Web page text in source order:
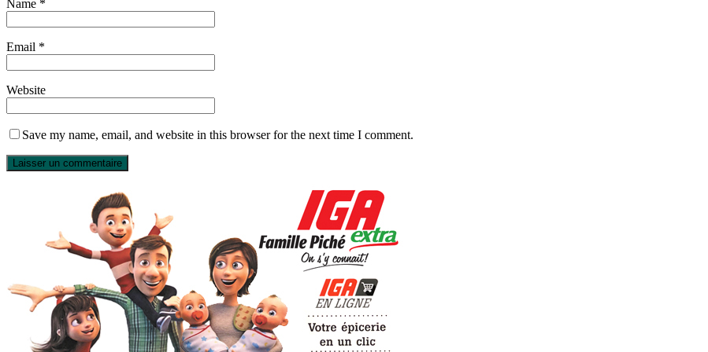
Name *
Email *
Website
Save my name, email, and website in this browser for the next time I comment.